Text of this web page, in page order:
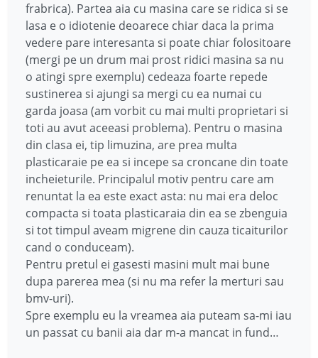
frabrica). Partea aia cu masina care se ridica si se
lasa e o idiotenie deoarece chiar daca la prima
vedere pare interesanta si poate chiar folositoare
(mergi pe un drum mai prost ridici masina sa nu
o atingi spre exemplu) cedeaza foarte repede
sustinerea si ajungi sa mergi cu ea numai cu
garda joasa (am vorbit cu mai multi proprietari si
toti au avut aceeasi problema). Pentru o masina
din clasa ei, tip limuzina, are prea multa
plasticaraie pe ea si incepe sa croncane din toate
incheieturile. Principalul motiv pentru care am
renuntat la ea este exact asta: nu mai era deloc
compacta si toata plasticaraia din ea se zbenguia
si tot timpul aveam migrene din cauza ticaiturilor
cand o conduceam).
Pentru pretul ei gasesti masini mult mai bune
dupa parerea mea (si nu ma refer la merturi sau
bmv-uri).
Spre exemplu eu la vreamea aia puteam sa-mi iau
un passat cu banii aia dar m-a mancat in fund…